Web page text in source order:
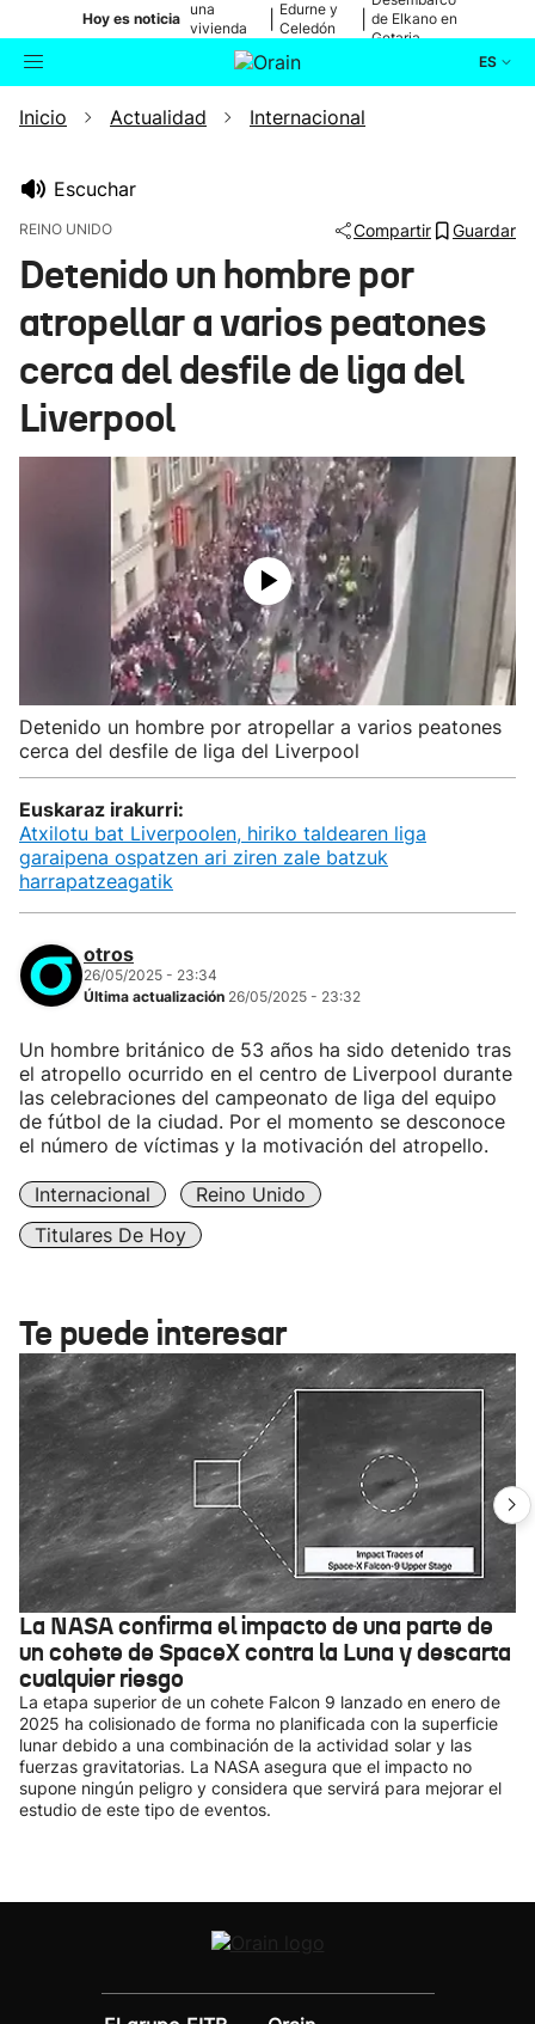
Hoy es noticia
una
vivienda
de Bilbao
Edurne y
Celedón
de Elkano en
Getaria
ES
Buscador Actualidad
Ikusmiran
Eguraldia
Inicio Actualidad Internacional
Escuchar
REINO UNIDO Compartir Guardar
Detenido un hombre por
atropellar a varios peatones
cerca del desfile de liga del
Liverpool
Detenido un hombre por atropellar a varios peatones
cerca del desfile de liga del Liverpool
Euskaraz irakurri:
Atxilotu bat Liverpoolen, hiriko taldearen liga
garaipena ospatzen ari ziren zale batzuk
harrapatzeagatik
otros
26/05/2025 - 23:34
Última actualización 26/05/2025 - 23:32
Un hombre británico de 53 años ha sido detenido tras
el atropello ocurrido en el centro de Liverpool durante
las celebraciones del campeonato de liga del equipo
de fútbol de la ciudad. Por el momento se desconoce
el número de víctimas y la motivación del atropello.
Internacional
Reino Unido
Titulares De Hoy
Te puede interesar
La NASA confirma el impacto de una parte de
un cohete de SpaceX contra la Luna y descarta
cualquier riesgo
La etapa superior de un cohete Falcon 9 lanzado en enero de
2025 ha colisionado de forma no planificada con la superficie
lunar debido a una combinación de la actividad solar y las
fuerzas gravitatorias. La NASA asegura que el impacto no
supone ningún peligro y considera que servirá para mejorar el
estudio de este tipo de eventos.